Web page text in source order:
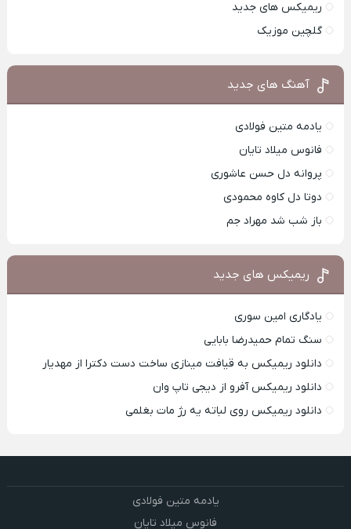
ریمیکس های جدید
گلچین موزیک
آهنگ های جدید
یادمه متین فولادی
فانوس میلاد تایان
پروانه دل حسن عاشوری
دوتا دل کاوه محمودی
باز شب شد مهراد جم
ریمیکس های جدید
یادگاری امین سوری
سنگ تمام حمیدرضا بابایی
دانلود ریمیکس به قیافت مینازی ساخت دست دکترا از مهدیار
دانلود ریمیکس آفرو از ديجی تاپ وان
دانلود ریمیکس روی لباته یه رژ مات بغلمی
یادمه متین فولادی
فانوس میلاد تایان